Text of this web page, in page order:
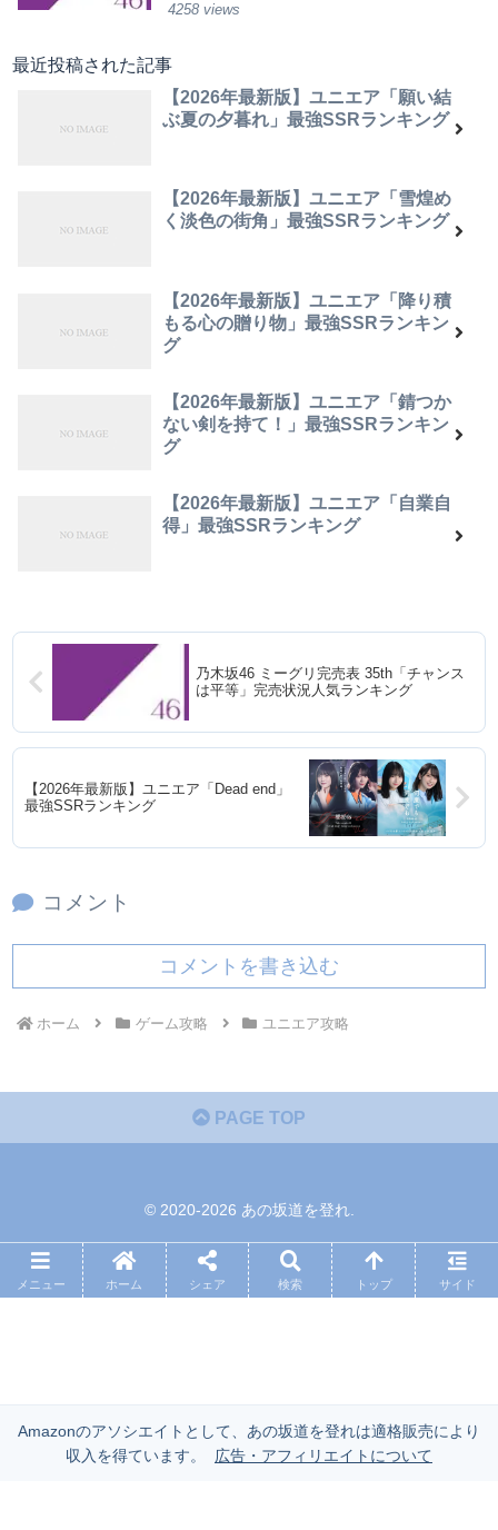
4258 views
最近投稿された記事
【2026年最新版】ユニエア「願い結
ぶ夏の夕暮れ」最強SSRランキング
【2026年最新版】ユニエア「雪煌め
く淡色の街角」最強SSRランキング
【2026年最新版】ユニエア「降り積
もる心の贈り物」最強SSRランキン
グ
【2026年最新版】ユニエア「錆つか
ない剣を持て！」最強SSRランキン
グ
【2026年最新版】ユニエア「自業自
得」最強SSRランキング
乃木坂46 ミーグリ完売表 35th「チャンス
は平等」完売状況人気ランキング
【2026年最新版】ユニエア「Dead end」
最強SSRランキング
コメント
コメントを書き込む
ホーム ゲーム攻略 ユニエア攻略
PAGE TOP
© 2020-2026 あの坂道を登れ.
メニュー ホーム シェア 検索 トップ サイド
Amazonのアソシエイトとして、あの坂道を登れは適格販売により
収入を得ています。
広告・アフィリエイトについて